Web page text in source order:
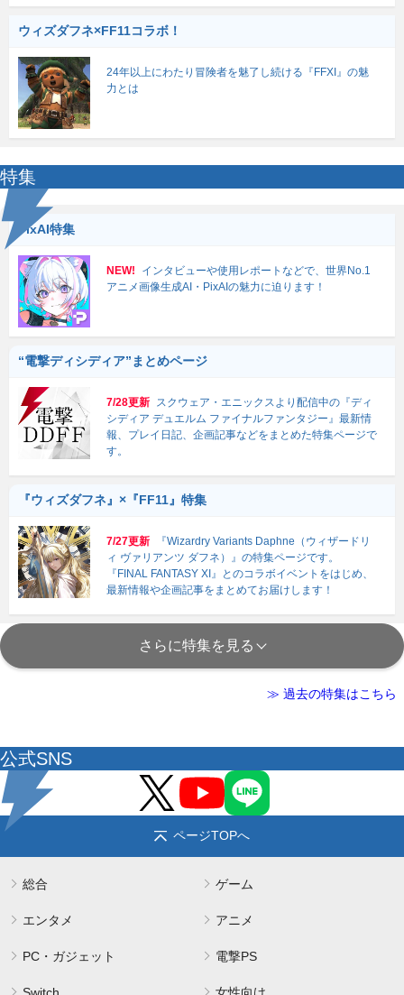
ウィズダフネ×FF11コラボ！
24年以上にわたり冒険者を魅了し続ける『FFXI』の魅
力とは
特集
PixAI特集
NEW!
インタビューや使用レポートなどで、世界No.1
アニメ画像生成AI・PixAIの魅力に迫ります！
“電撃ディシディア”まとめページ
7/28更新
スクウェア・エニックスより配信中の『ディ
シディア デュエルム ファイナルファンタジー』最新情
報、プレイ日記、企画記事などをまとめた特集ページで
す。
『ウィズダフネ』×『FF11』特集
7/27更新
『Wizardry Variants Daphne（ウィザードリ
ィ ヴァリアンツ ダフネ）』の特集ページです。
『FINAL FANTASY XI』とのコラボイベントをはじめ、
最新情報や企画記事をまとめてお届けします！
さらに特集を見る
≫ 過去の特集はこちら
公式SNS
ページTOPへ
総合 ゲーム
エンタメ アニメ
PC・ガジェット 電撃PS
Switch 女性向け